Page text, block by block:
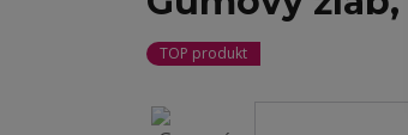
TOP produkt